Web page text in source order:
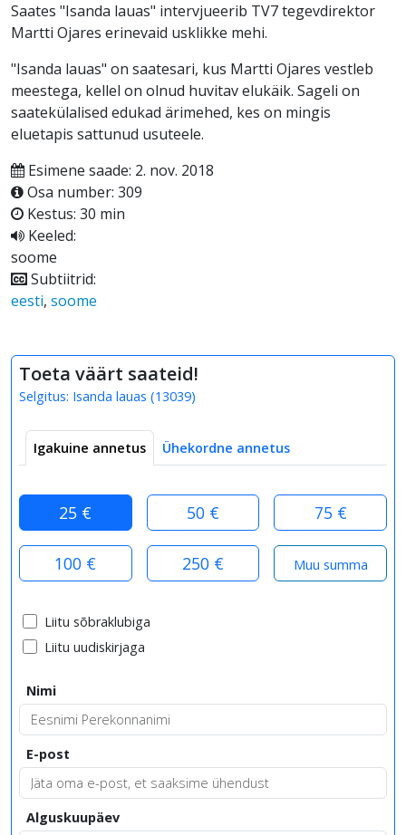
Saates "Isanda lauas" intervjueerib TV7 tegevdirektor
Martti Ojares erinevaid usklikke mehi.
"Isanda lauas" on saatesari, kus Martti Ojares vestleb
meestega, kellel on olnud huvitav elukäik. Sageli on
saatekülalised edukad ärimehed, kes on mingis
eluetapis sattunud usuteele.
Esimene saade: 2. nov. 2018
Osa number: 309
Kestus: 30 min
Keeled:
soome
Subtiitrid:
eesti, soome
Toeta väärt saateid!
Selgitus: Isanda lauas (13039)
Igakuine annetus Ühekordne annetus
25 € 50 € 75 €
100 € 250 €
Liitu sõbraklubiga
Liitu uudiskirjaga
Nimi
E-post
Alguskuupäev